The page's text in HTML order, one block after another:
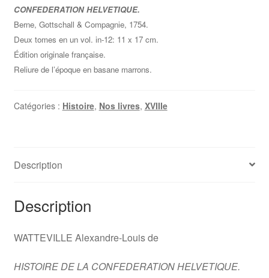
CONFEDERATION HELVETIQUE.
Berne, Gottschall & Compagnie, 1754.
Deux tomes en un vol. in-12: 11 x 17 cm.
Édition originale française.
Reliure de l’époque en basane marrons.
Catégories : Histoire, Nos livres, XVIIIe
Description
Description
WATTEVILLE Alexandre-Louis de
HISTOIRE DE LA CONFEDERATION HELVETIQUE.